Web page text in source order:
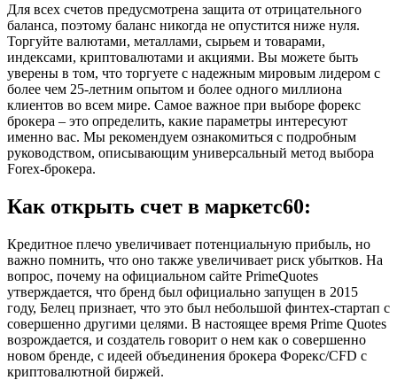
Для всех счетов предусмотрена защита от отрицательного
баланса, поэтому баланс никогда не опустится ниже нуля.
Торгуйте валютами, металлами, сырьем и товарами,
индексами, криптовалютами и акциями. Вы можете быть
уверены в том, что торгуете с надежным мировым лидером с
более чем 25-летним опытом и более одного миллиона
клиентов во всем мире. Самое важное при выборе форекс
брокера – это определить, какие параметры интересуют
именно вас. Мы рекомендуем ознакомиться с подробным
руководством, описывающим универсальный метод выбора
Forex-брокера.
Как открыть счет в маркетс60:
Кредитное плечо увеличивает потенциальную прибыль, но
важно помнить, что оно также увеличивает риск убытков. На
вопрос, почему на официальном сайте PrimeQuotes
утверждается, что бренд был официально запущен в 2015
году, Белец признает, что это был небольшой финтех-стартап с
совершенно другими целями. В настоящее время Prime Quotes
возрождается, и создатель говорит о нем как о совершенно
новом бренде, с идеей объединения брокера Форекс/CFD с
криптовалютной биржей.